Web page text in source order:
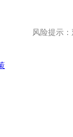
风险提示